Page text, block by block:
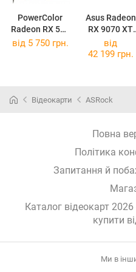
PowerColor
Radeon RX 580
AXRX 580
Asus Radeon
RX 9070 XT
TUF Gaming
OC 16GB
від 5 750 грн.
від
42 199 грн.
Відеокарти ASRock
Повна
Політика
Запитання й
Каталог відеокарт
купити
Ми в